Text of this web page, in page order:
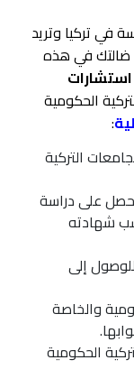
في تركيا وتريد
في هذه
الحكومية
:
التركية
على دراسة
شهادته
إلى
والخاصة
الحكومية